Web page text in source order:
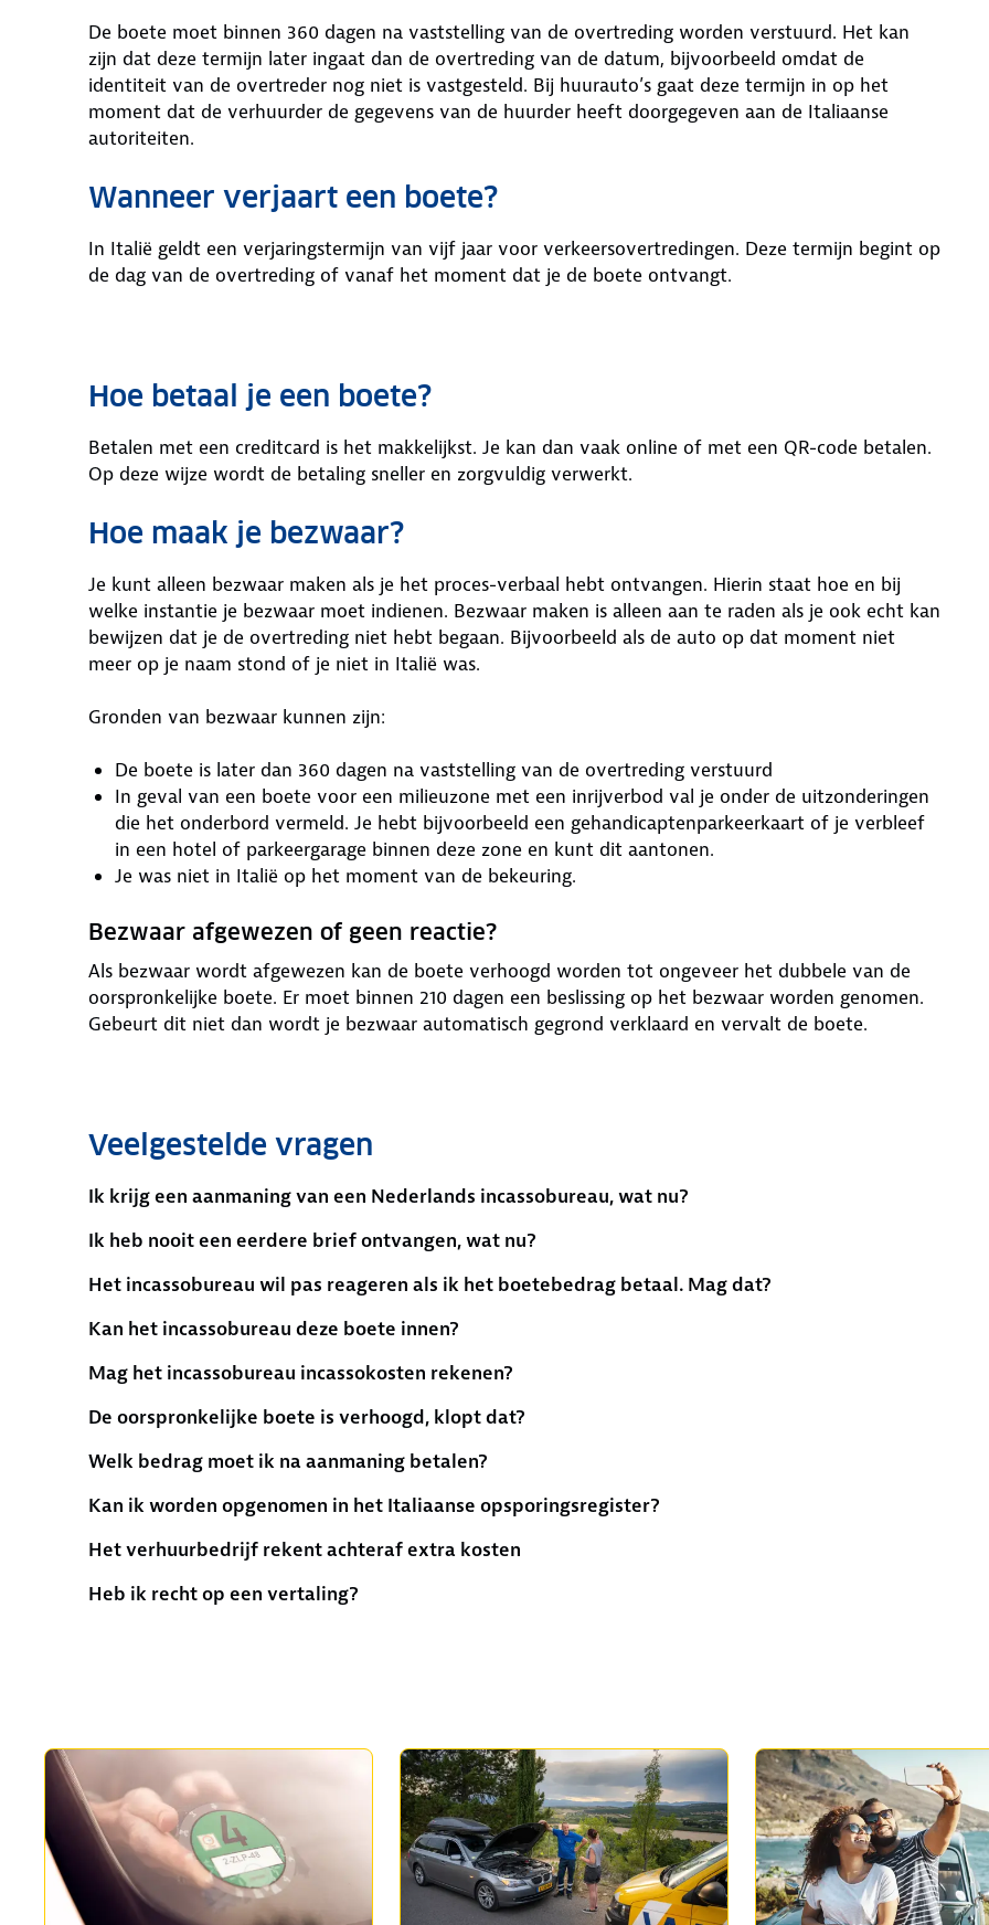
De boete moet binnen 360 dagen na vaststelling van de overtreding worden verstuurd. Het kan
zijn dat deze termijn later ingaat dan de overtreding van de datum, bijvoorbeeld omdat de
identiteit van de overtreder nog niet is vastgesteld. Bij huurauto’s gaat deze termijn in op het
moment dat de verhuurder de gegevens van de huurder heeft doorgegeven aan de Italiaanse
autoriteiten.
Wanneer verjaart een boete?
In Italië geldt een verjaringstermijn van vijf jaar voor verkeersovertredingen. Deze termijn begint op
de dag van de overtreding of vanaf het moment dat je de boete ontvangt.
Hoe betaal je een boete?
Betalen met een creditcard is het makkelijkst. Je kan dan vaak online of met een QR-code betalen.
Op deze wijze wordt de betaling sneller en zorgvuldig verwerkt.
Hoe maak je bezwaar?
Je kunt alleen bezwaar maken als je het proces-verbaal hebt ontvangen. Hierin staat hoe en bij
welke instantie je bezwaar moet indienen. Bezwaar maken is alleen aan te raden als je ook echt kan
bewijzen dat je de overtreding niet hebt begaan. Bijvoorbeeld als de auto op dat moment niet
meer op je naam stond of je niet in Italië was.
Gronden van bezwaar kunnen zijn:
De boete is later dan 360 dagen na vaststelling van de overtreding verstuurd
In geval van een boete voor een milieuzone met een inrijverbod val je onder de uitzonderingen
die het onderbord vermeld. Je hebt bijvoorbeeld een gehandicaptenparkeerkaart of je verbleef
in een hotel of parkeergarage binnen deze zone en kunt dit aantonen.
Je was niet in Italië op het moment van de bekeuring.
Bezwaar afgewezen of geen reactie?
Als bezwaar wordt afgewezen kan de boete verhoogd worden tot ongeveer het dubbele van de
oorspronkelijke boete. Er moet binnen 210 dagen een beslissing op het bezwaar worden genomen.
Gebeurt dit niet dan wordt je bezwaar automatisch gegrond verklaard en vervalt de boete.
Veelgestelde vragen
Ik krijg een aanmaning van een Nederlands incassobureau, wat nu?
Ik heb nooit een eerdere brief ontvangen, wat nu?
Het incassobureau wil pas reageren als ik het boetebedrag betaal. Mag dat?
Kan het incassobureau deze boete innen?
Mag het incassobureau incassokosten rekenen?
De oorspronkelijke boete is verhoogd, klopt dat?
Welk bedrag moet ik na aanmaning betalen?
Kan ik worden opgenomen in het Italiaanse opsporingsregister?
Het verhuurbedrijf rekent achteraf extra kosten
Heb ik recht op een vertaling?